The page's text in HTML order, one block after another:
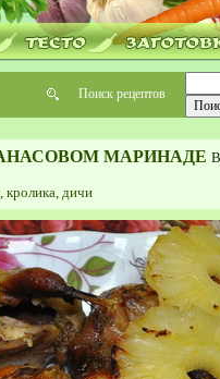
Поиск рецептов
МАРИНАДЕ
кролика, дичи